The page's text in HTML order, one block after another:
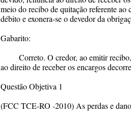
meio do recibo de quitação referente ao
débito e exonera-se o devedor da
Gabarito:
Correto. O credor, ao emitir
ao direito de receber os encargos
Questão Objetiva 1
(FCC TCE-RO -2010) As perdas e